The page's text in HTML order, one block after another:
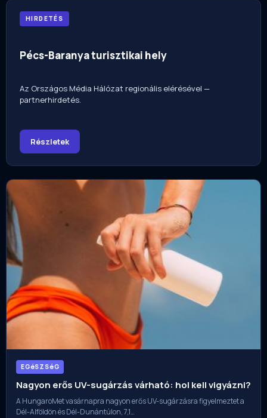
HIRDETÉS
Pécs-Baranya turisztikai hely
Az Országos Média Hálózat regionális elérésével —
partnerhirdetés.
Részletek
EGéSZSéG
Nagyon erős UV-sugárzás várható: hol kell vigyázni?
A HungaroMet vasárnapra nagyon erős UV-sugárzásra figyelmeztet a
Dél-Alföldön és Dél-Dunántúlon, 7,1…